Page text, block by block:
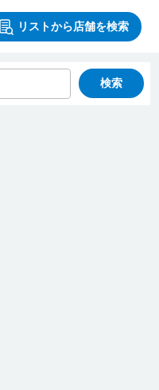
リストから店舗を検索
検索